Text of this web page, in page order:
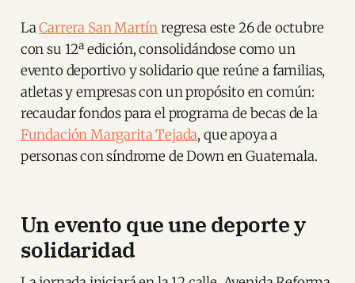
LaCarrera San Martínregresa este 26 de octubre
con su 12ª edición, consolidándose como un
evento deportivo y solidario que reúne a familias,
atletas y empresas con un propósito en común:
recaudar fondos para el programa de becas de la
Fundación Margarita Tejada, que apoya a
personas con síndrome de Down en Guatemala.
Un evento que une deporte y
solidaridad